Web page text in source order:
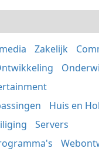
Zakelijk
Huis en
Servers